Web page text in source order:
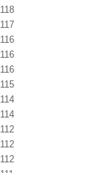
118
117
116
116
116
115
114
114
112
112
112